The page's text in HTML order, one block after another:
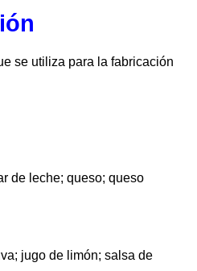
se utiliza para la fabricación
de leche; queso; queso
jugo de limón; salsa de